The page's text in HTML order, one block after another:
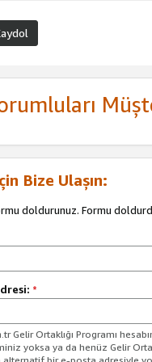
Bize Ulaşın:
doldurunuz. Formu
*
Gelir Ortaklığı Programı
yoksa ya da henüz Gelir